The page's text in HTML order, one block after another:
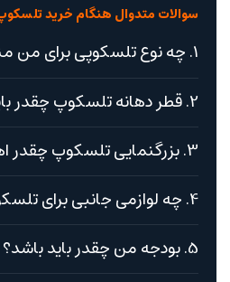
سوالات متدوال هنگام خرید
1. چه نوع تلسکوپی برای من مناسب است؟
2. قطر دهانه تلسکوپ چقدر باید باشد؟
3. بزرگنمایی تلسکوپ چقدر اهمیت دارد؟
4. چه لوازمی جانبی برای تلسکوپ لازم است؟
5. بودجه من چقدر باید باشد؟